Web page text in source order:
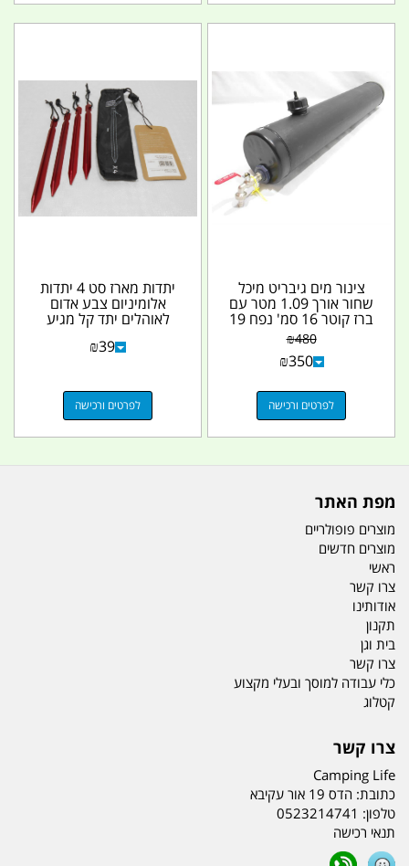
צינור מים גיבריט מיכל
שחור אורך 1.09 מטר עם
ברז קוטר 16 סמ' נפח 19
₪480
₪350
לפרטים ורכישה
יתדות מארז סט 4 יתדות
אלומיניום צבע אדום
לאוהלים יתד קל מגיע
בנרתיק אורך כל יתד...
₪39
לפרטים ורכישה
מפת האתר
מוצרים פופולריים
מוצרים חדשים
ראשי
צרו קשר
אודותינו
תקנון
בית וגן
צרו קשר
כלי עבודה למוסך ובעלי מקצוע
קטלוג
צרו קשר
Camping Life
כתובת: הדס 19 אור עקיבא
טלפון: 0523214741
תנאי רכישה